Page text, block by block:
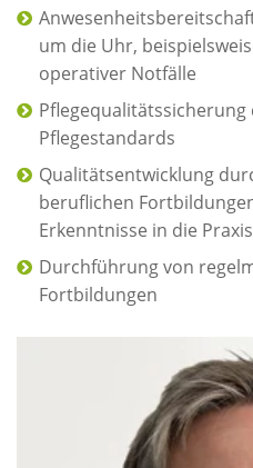
um die Uhr,
operativer Notfälle
Pflegequalitätssicherung
Pflegestandards
Qualitätsentwicklung
beruflichen
Erkenntnisse in die Praxis
Durchführung von
Fortbildungen